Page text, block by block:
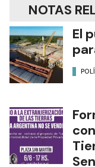
NOTAS
El